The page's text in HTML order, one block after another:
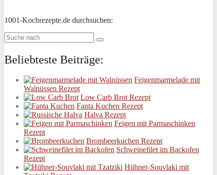
1001-Kochrezepte.de durchsuchen:
Beliebteste Beiträge:
Feigenmarmelade mit
Walnüssen Rezept
Low Carb Brot Rezept
Fanta Kuchen Rezept
Halva Rezept
Feigen mit Parmaschinken
Rezept
Brombeerkuchen Rezept
Schweinefilet im Backofen
Rezept
Hühner-Souvlaki mit